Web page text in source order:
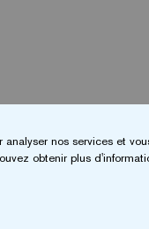
nos services et
obtenir plus